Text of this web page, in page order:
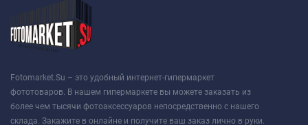
Fotomarket.Su – это удобный интернет-гипермаркет
фототоваров. В нашем гипермаркете вы можете заказать из
более чем тысячи фотоаксессуаров непосредственно с нашего
склада. Закажите в онлайне и получите ваш заказ лично в руки.